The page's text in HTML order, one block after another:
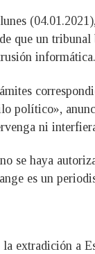
que un
informática.
político»,
ni
se haya
es un
extradición a